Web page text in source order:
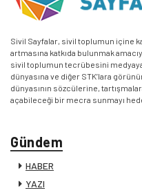
Sivil Sayfalar, sivil toplumun içine
artmasına katkıda bulunmak
sivil toplumun tecrübesini
dünyasına ve diğer STK’lara
dünyasının sözcülerine,
açabileceği bir mecra sunmayı
Gündem
HABER
YAZI